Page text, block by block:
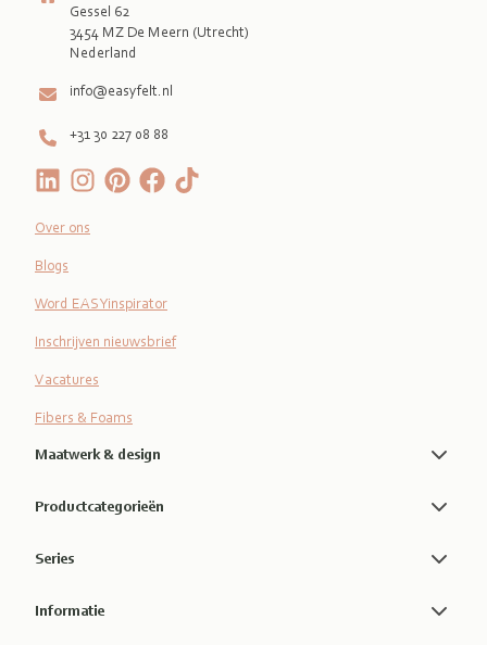
Gessel 62
3454 MZ De Meern (Utrecht)
Nederland
info@easyfelt.nl
+31 30 227 08 88
Over ons
Blogs
Word EASYinspirator
Inschrijven nieuwsbrief
Vacatures
Fibers & Foams
Maatwerk & design
Productcategorieën
Series
Informatie